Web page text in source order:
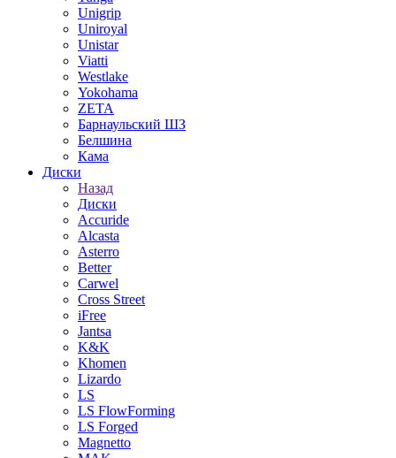
Unigrip
Uniroyal
Unistar
Viatti
Westlake
Yokohama
ZETA
Барнаульский ШЗ
Белшина
Кама
Диски
Назад
Диски
Accuride
Alcasta
Asterro
Better
Carwel
Cross Street
iFree
Jantsa
K&K
Khomen
Lizardo
LS
LS FlowForming
LS Forged
Magnetto